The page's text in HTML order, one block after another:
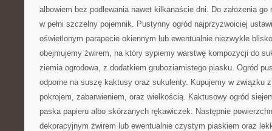
albowiem bez podlewania nawet kilkanaście dni. Do założenia
w pełni szczelny pojemnik. Pustynny ogród najprzyzwoiciej
oświetlonym parapecie okiennym lub ewentualnie niezwykle
obejmujemy żwirem, na który sypiemy warstwę kompozycji do
ziemia ogrodowa, z dodatkiem gruboziarnistego piasku. Ogród
odporne na suszę kaktusy oraz sukulenty. Kupujemy w związku
pokrojem, zabarwieniem, oraz wielkością. Kaktusowy ogród
paska papieru albo skórzanych rękawiczek. Następnie
dekoracyjnym żwirem lub ewentualnie czystym piaskiem oraz